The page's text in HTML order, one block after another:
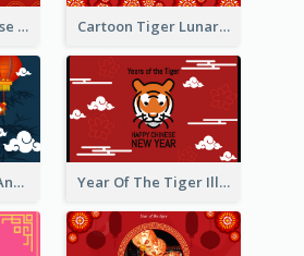
Traditional Chinese New Year Celebration Greeting Card Cartoon Tiger Lunar New Year Greeting Card
Chinese Bamboo And Lanterns New Year Greeting Card Year Of The Tiger Illustration Chinese New Year Greeting Card